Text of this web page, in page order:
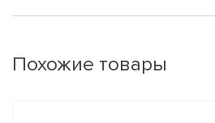
Похожие товары